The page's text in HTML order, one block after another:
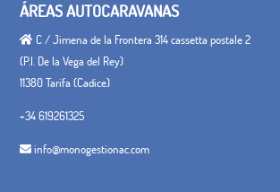
ÁREAS AUTOCARAVANAS
C / Jimena de la Frontera 314 cassetta postale 2
(P.I. De la Vega del Rey)
11380 Tarifa (Cadice)
+34 619261325
info@monogestionac.com